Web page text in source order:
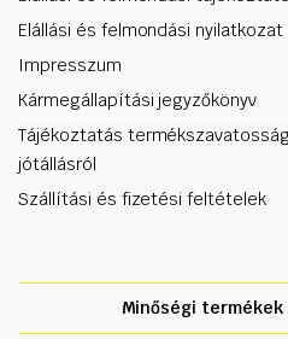
Elállási és felmondási nyilatkozat
Impresszum
Kármegállapítási jegyzőkönyv
Tájékoztatás
jótállásról
Szállítási és fizetési feltételek
Minőségi